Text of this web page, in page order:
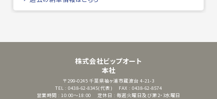
株式会社ビップオート
本社
〒299-0245 千葉県袖ヶ浦市蔵波台 4-21-3
TEL : 0438-62-8345(代表)
FAX : 0438-62-8574
営業時間 : 10:00～18:00
定休日 : 毎週火曜日及び第2・3水曜日